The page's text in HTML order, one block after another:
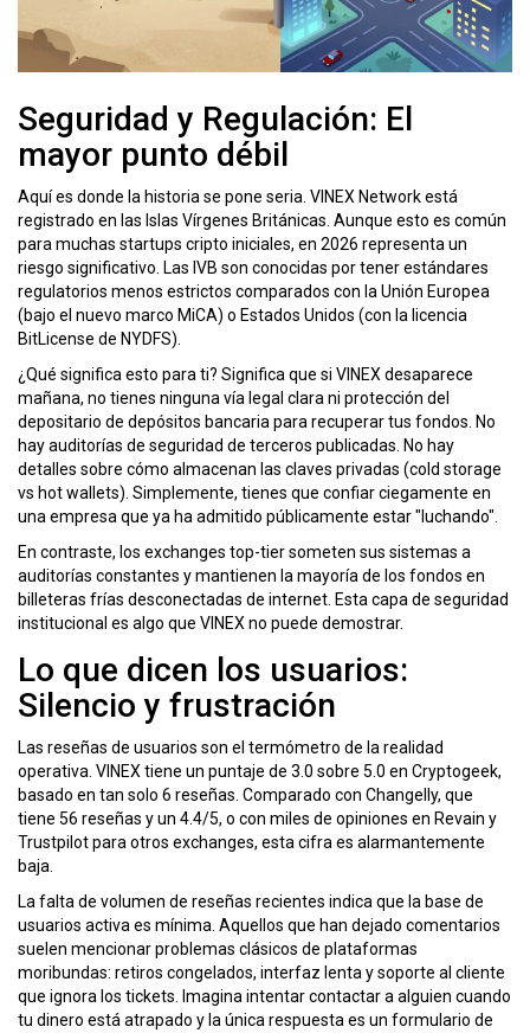
Seguridad y Regulación: El
mayor punto débil
Aquí es donde la historia se pone seria. VINEX Network está
registrado en las Islas Vírgenes Británicas. Aunque esto es común
para muchas startups cripto iniciales, en 2026 representa un
riesgo significativo. Las IVB son conocidas por tener estándares
regulatorios menos estrictos comparados con la Unión Europea
(bajo el nuevo marco MiCA) o Estados Unidos (con la licencia
BitLicense de NYDFS).
¿Qué significa esto para ti? Significa que si VINEX desaparece
mañana, no tienes ninguna vía legal clara ni protección del
depositario de depósitos bancaria para recuperar tus fondos. No
hay auditorías de seguridad de terceros publicadas. No hay
detalles sobre cómo almacenan las claves privadas (cold storage
vs hot wallets). Simplemente, tienes que confiar ciegamente en
una empresa que ya ha admitido públicamente estar "luchando".
En contraste, los exchanges top-tier someten sus sistemas a
auditorías constantes y mantienen la mayoría de los fondos en
billeteras frías desconectadas de internet. Esta capa de seguridad
institucional es algo que VINEX no puede demostrar.
Lo que dicen los usuarios:
Silencio y frustración
Las reseñas de usuarios son el termómetro de la realidad
operativa. VINEX tiene un puntaje de 3.0 sobre 5.0 en Cryptogeek,
basado en tan solo 6 reseñas. Comparado con Changelly, que
tiene 56 reseñas y un 4.4/5, o con miles de opiniones en Revain y
Trustpilot para otros exchanges, esta cifra es alarmantemente
baja.
La falta de volumen de reseñas recientes indica que la base de
usuarios activa es mínima. Aquellos que han dejado comentarios
suelen mencionar problemas clásicos de plataformas
moribundas: retiros congelados, interfaz lenta y soporte al cliente
que ignora los tickets. Imagina intentar contactar a alguien cuando
tu dinero está atrapado y la única respuesta es un formulario de